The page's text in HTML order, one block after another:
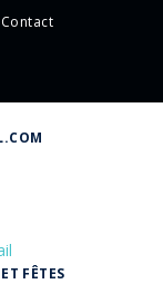
Contact
FÊTES